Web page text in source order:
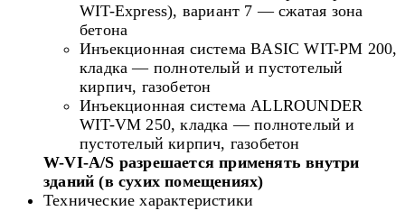
WIT-Express), вариант 7 — сжатая зона
бетона
Инъекционная система BASIC WIT-PM 200,
кладка — полнотелый и пустотелый
кирпич, газобетон
Инъекционная система ALLROUNDER
WIT-VM 250, кладка — полнотелый и
пустотелый кирпич, газобетон
W-VI-A/S разрешается применять внутри
зданий (в сухих помещениях)
Технические характеристики